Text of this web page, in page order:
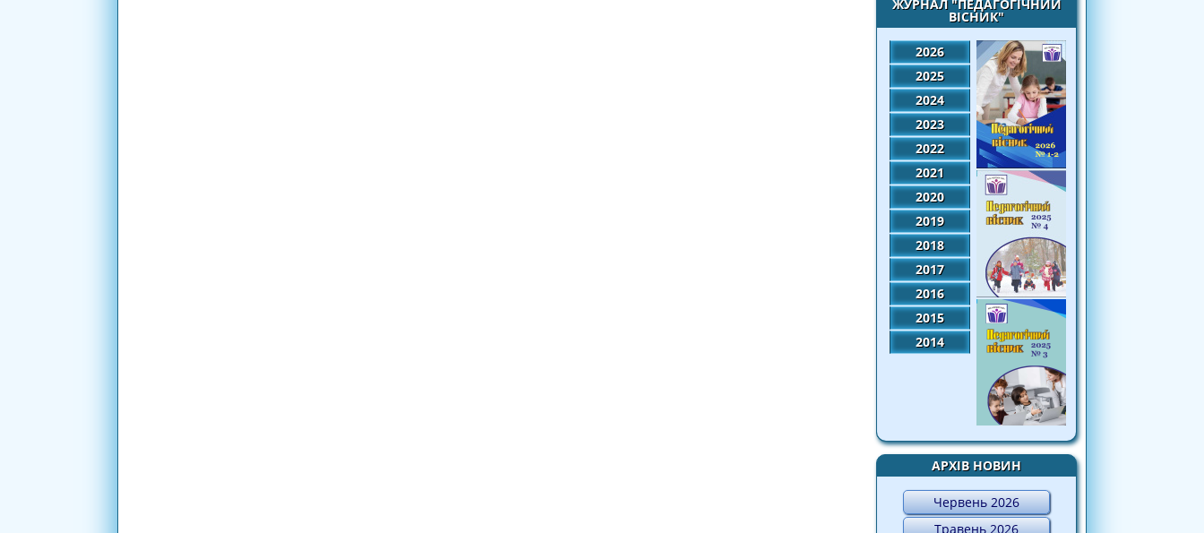
ЖУРНАЛ "ПЕДАГОГІЧНИЙ
ВІСНИК"
2026
2025
2024
2023
2022
2021
2020
2019
2018
2017
2016
2015
2014
АРХІВ НОВИН
Червень 2026
Травень 2026